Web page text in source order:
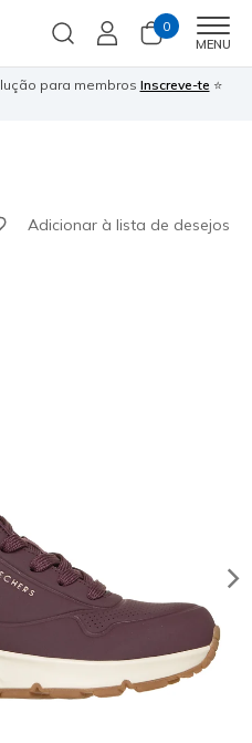
0
MENU
para membros Inscreve-te ⭐
Adicionar à lista de desejos